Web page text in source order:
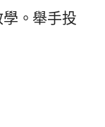
學。舉手投